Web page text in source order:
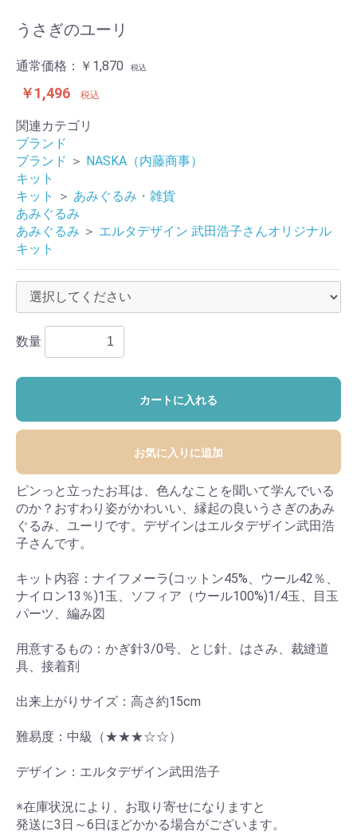
うさぎのユーリ
通常価格： ￥1,870 税込
￥1,496 税込
関連カテゴリ
ブランド
ブランド ＞ NASKA（内藤商事）
キット
キット
＞ あみぐるみ・雑貨
あみぐるみ
あみぐるみ ＞ エルタデザイン 武田浩子さんオリジナル
キット
数量
カートに入れる
お気に入りに追加
ピンっと立ったお耳は、色んなことを聞いて学んでいる
のか？おすわり姿がかわいい、縁起の良いうさぎのあみ
ぐるみ、ユーリです。デザインはエルタデザイン武田浩
子さんです。
キット内容：ナイフメーラ(コットン45%、ウール42％、
ナイロン13％)1玉、ソフィア（ウール100%)1/4玉、目玉
パーツ、編み図
用意するもの：かぎ針3/0号、とじ針、はさみ、裁縫道
具、接着剤
出来上がりサイズ：高さ約15cm
難易度：中級（★★★☆☆）
デザイン：エルタデザイン武田浩子
※在庫状況により、お取り寄せになりますと
発送に3日～6日ほどかかる場合がございます。